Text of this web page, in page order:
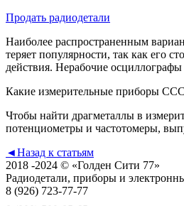
Продать радиодетали
Наиболее распространенным
теряет популярности, так как его
действия. Нерабочие
Какие измерительные приборы
Чтобы найти драгметаллы в
потенциометры и частотомеры,
◄Назад к статьям
2018 -2024 © «Голден Сити 77»
Радиодетали, приборы и
8 (926) 723-77-77